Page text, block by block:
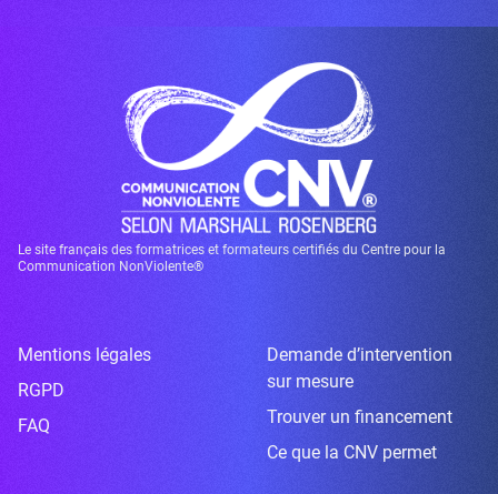
Le site français des formatrices et formateurs certifiés du Centre pour la
Communication NonViolente®
Mentions légales
RGPD
FAQ
Demande d’intervention
sur mesure
Trouver un financement
Ce que la CNV permet